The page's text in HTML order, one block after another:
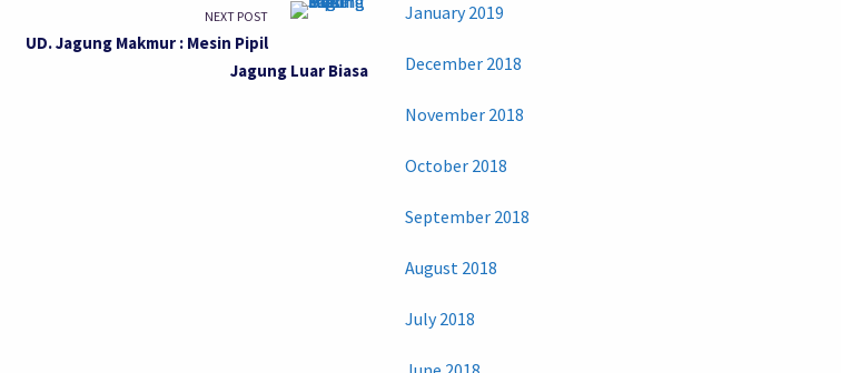
NEXT POST
UD. Jagung Makmur : Mesin Pipil
Jagung Luar Biasa
January 2019
December 2018
November 2018
October 2018
September 2018
August 2018
July 2018